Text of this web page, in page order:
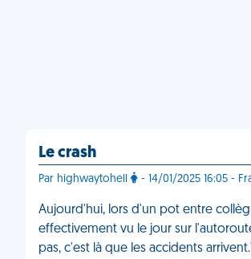
Le crash
Par highwaytohell - 14/01/2025 16:05 -
Aujourd'hui, lors d'un pot entre
effectivement vu le jour sur
pas, c'est là que les accidents